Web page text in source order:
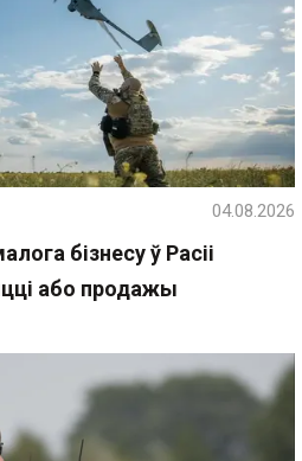
бізнесу ў Расіі
або продажы
04.08.2026